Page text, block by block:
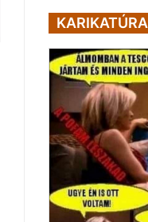
KARIKATÚRA